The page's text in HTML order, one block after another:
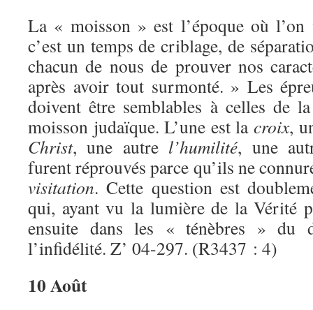
La « moisson » est l’époque où
c’est un temps de criblage, de
chacun de nous de prouver nos
après avoir tout surmonté. » Les
doivent être semblables à celles de
moisson judaïque. L’une est la croix,
Christ, une autre l’humilité, une
furent réprouvés parce qu’ils ne
visitation. Cette question est
qui, ayant vu la lumière de la Vérité
ensuite dans les « ténèbres » du
l’infidélité. Z’ 04-297. (R3437 : 4)
10 Août